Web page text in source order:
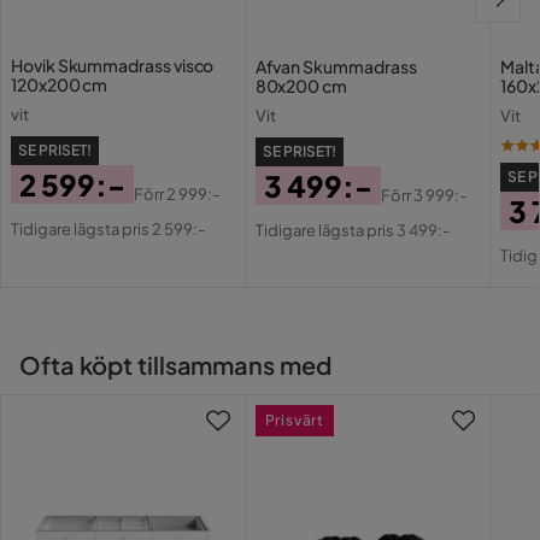
Färgnamn vit
Fasthetsgrad Fast
Utseende klassiskt
Hovik Skummadrass visco
120x200 cm
vit
SE PRISET!
Pris
2 599:-
Original
Förr2 999:-
Tidigare lägsta pris 2 599:-
Afvan Skummadrass
80x200 cm
Vit
SE PRISET!
Pris
3 499:-
Original
Förr3 999:-
Tidigare lägsta pris 3 499:-
Vit
SE
3
Ofta köpt tillsammans med
Prisvärt